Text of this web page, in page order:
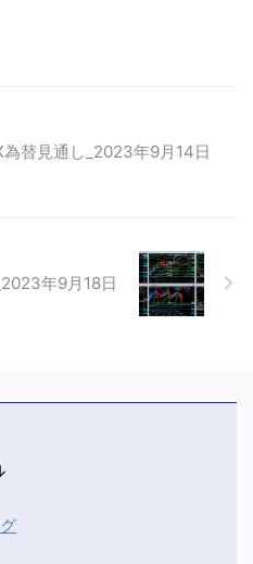
替見通し_2023年9月14日
年9月18日